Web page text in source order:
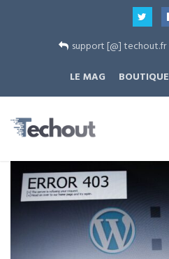
support [@] techout.fr
LE MAG
BOUTIQUE